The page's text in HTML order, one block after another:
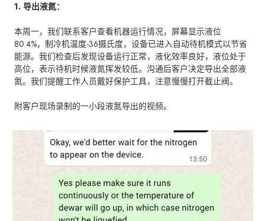
1. 导出液氮：
本周一，我们联系客户查看机器运行情况，屏幕显示液位
80.4%，制冷机温度-36摄氏度，设备已进入自动待机模式以节省
能源。我们检查后发现设备运行正常，液化效率良好，液位处于
高位，表示待机时候液氮挥发较低。沟通后客户决定导出全部液
氮。我们提醒工作人员戴好保护工具，注意慢慢打开截止阀。
附客户现场录制的一小段液氮导出的视频。